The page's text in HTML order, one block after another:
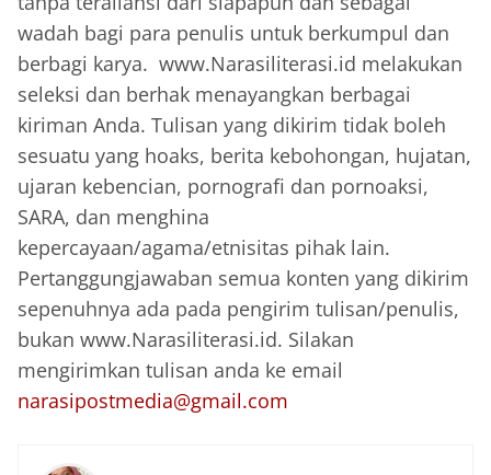
wadah bagi para penulis untuk berkumpul dan
berbagi karya. www.Narasiliterasi.id melakukan
seleksi dan berhak menayangkan berbagai
kiriman Anda. Tulisan yang dikirim tidak boleh
sesuatu yang hoaks, berita kebohongan, hujatan,
ujaran kebencian, pornografi dan pornoaksi,
SARA, dan menghina
kepercayaan/agama/etnisitas pihak lain.
Pertanggungjawaban semua konten yang dikirim
sepenuhnya ada pada pengirim tulisan/penulis,
bukan www.Narasiliterasi.id. Silakan
mengirimkan tulisan anda ke email
narasipostmedia@gmail.com